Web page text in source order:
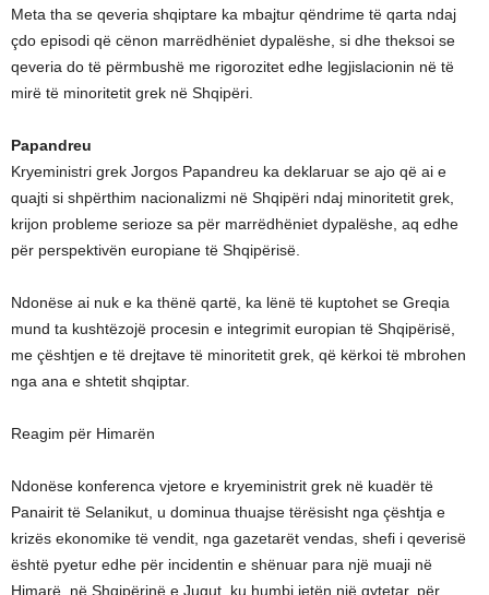
Meta tha se qeveria shqiptare ka mbajtur qëndrime të qarta ndaj
çdo episodi që cënon marrëdhëniet dypalëshe, si dhe theksoi se
qeveria do të përmbushë me rigorozitet edhe legjislacionin në të
mirë të minoritetit grek në Shqipëri.
Papandreu
Kryeministri grek Jorgos Papandreu ka deklaruar se ajo që ai e
quajti si shpërthim nacionalizmi në Shqipëri ndaj minoritetit grek,
krijon probleme serioze sa për marrëdhëniet dypalëshe, aq edhe
për perspektivën europiane të Shqipërisë.
Ndonëse ai nuk e ka thënë qartë, ka lënë të kuptohet se Greqia
mund ta kushtëzojë procesin e integrimit europian të Shqipërisë,
me çështjen e të drejtave të minoritetit grek, që kërkoi të mbrohen
nga ana e shtetit shqiptar.
Reagim për Himarën
Ndonëse konferenca vjetore e kryeministrit grek në kuadër të
Panairit të Selanikut, u dominua thuajse tërësisht nga çështja e
krizës ekonomike të vendit, nga gazetarët vendas, shefi i qeverisë
është pyetur edhe për incidentin e shënuar para një muaji në
Himarë, në Shqipërinë e Jugut, ku humbi jetën një qytetar, për